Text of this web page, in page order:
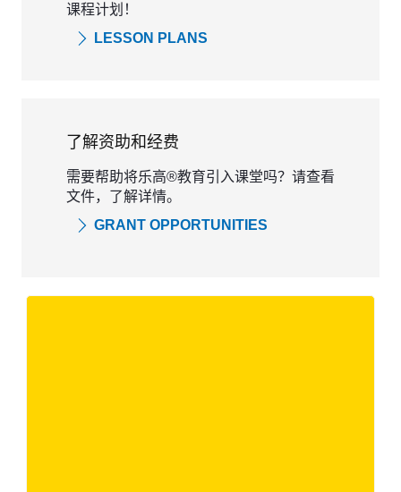
课程计划！
LESSON PLANS
了解资助和经费
需要帮助将乐高®教育引入课堂吗？请查看
文件，了解详情。
GRANT OPPORTUNITIES